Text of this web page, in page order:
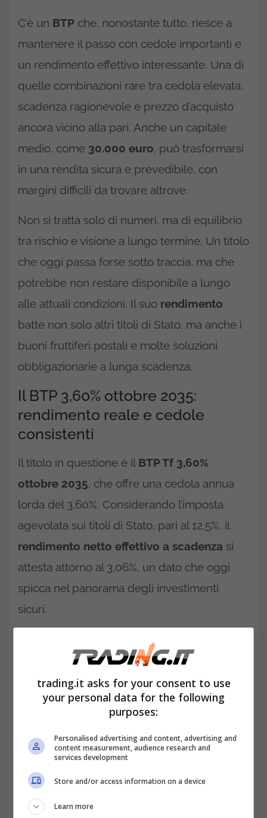
C’è un BTP che, nonostante tutto, riesce a
mantenere il passo con cedole importanti e
un rendimento effettivo interessante. Una di
quelle combinazioni rare tra cedola elevata,
scadenza ragionevole e prezzo d’acquisto
ancora vicino alla pari. Anche un capitale
medio, come 30.000 euro, può trasformarsi
in una rendita sicura e prevedibile, con
margini difficili da trovare altrove.
Non si tratta solo di numeri, ma di equilibrio
tra rischio e visione a lungo termine. Un titolo
che oggi passa forse sotto traccia, ma che
potrebbe non restare disponibile a lungo
alle attuali condizioni. Il suo rendimento
batte non solo altri titoli di Stato, ma anche i
buoni fruttiferi postali e molte soluzioni
obbligazionarie a lunga scadenza.
Il BTP 3,60% ottobre 2035:
rendimento reale e cedole
consistenti
Il titolo in questione è il BTP Tf 3,60%
ottobre 2035, che offre una cedola annua
lorda del 3,60%. Considerando l’imposta
agevolata sui titoli di Stato, pari al 12,5%, il
rendimento netto effettivo a scadenza si
attesta attorno al 3,06%, un dato che oggi
spicca nel panorama degli investimenti
sicuri.
Il BTP 3,60% ottobre 2035: rendimento reale e cedole
consistenti-trading.it
trading.it asks for your consent to use
your personal data for the following
purposes:
Personalised advertising and content, advertising and
content measurement, audience research and
services development
Store and/or access information on a device
Learn more